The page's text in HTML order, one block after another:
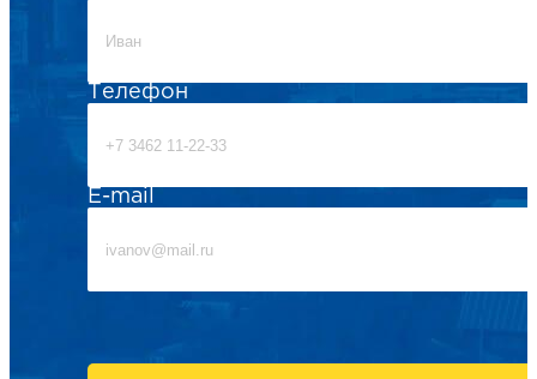
Телефон
E-mail